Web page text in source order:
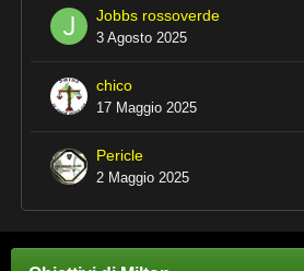
Jobbs rossoverde
3 Agosto 2025
chico
17 Maggio 2025
Pericle
2 Maggio 2025